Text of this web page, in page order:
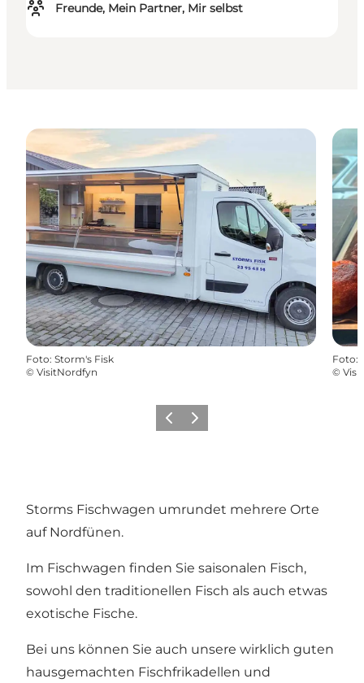
Freunde, Mein Partner, Mir selbst
Foto: Storm's Fisk
© VisitNordfyn
Foto:
©
ZurückWeiter
Storms Fischwagen umrundet mehrere Orte
auf Nordfünen.
Im Fischwagen finden Sie saisonalen Fisch,
sowohl den traditionellen Fisch als auch etwas
exotische Fische.
Bei uns können Sie auch unsere wirklich guten
hausgemachten Fischfrikadellen und